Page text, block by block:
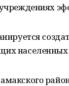
населенных